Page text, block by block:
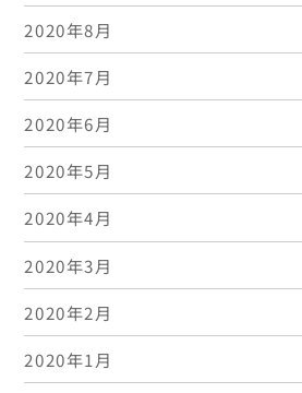
2020年8月
2020年7月
2020年6月
2020年5月
2020年4月
2020年3月
2020年2月
2020年1月